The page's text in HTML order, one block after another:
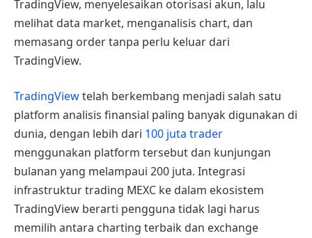
TradingView, menyelesaikan otorisasi akun, lalu
melihat data market, menganalisis chart, dan
memasang order tanpa perlu keluar dari
TradingView.
TradingViewtelah berkembang menjadi salah satu
platform analisis finansial paling banyak digunakan di
dunia, dengan lebih dari 100 juta trader
menggunakan platform tersebut dan kunjungan
bulanan yang melampaui 200 juta. Integrasi
infrastruktur trading MEXC ke dalam ekosistem
TradingView berarti pengguna tidak lagi harus
memilih antara charting terbaik dan exchange